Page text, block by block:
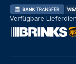
Verfügbare